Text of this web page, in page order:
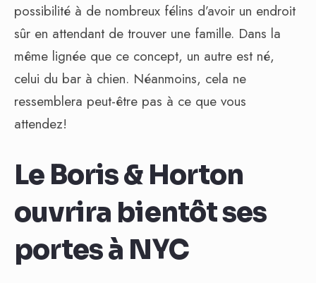
possibilité à de nombreux félins d’avoir un endroit
sûr en attendant de trouver une famille. Dans la
même lignée que ce concept, un autre est né,
celui du bar à chien. Néanmoins, cela ne
ressemblera peut-être pas à ce que vous
attendez!
Le Boris & Horton
ouvrira bientôt ses
portes à NYC